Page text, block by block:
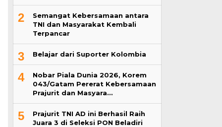
2
Semangat Kebersamaan antara
TNI dan Masyarakat Kembali
Terpancar
3 Belajar dari Suporter Kolombia
4
Nobar Piala Dunia 2026, Korem
043/Gatam Pererat Kebersamaan
Prajurit dan Masyara…
5
Prajurit TNI AD ini Berhasil Raih
Juara 3 di Seleksi PON Beladiri